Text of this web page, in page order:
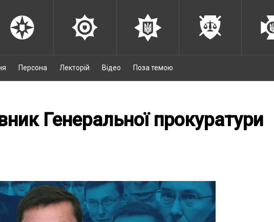
Персона Лекторій Відео Поза темою
Генеральної прокуратури